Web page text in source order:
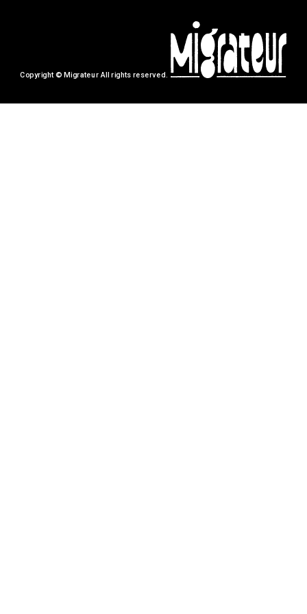
Copyright © Migrateur All rights reserved.